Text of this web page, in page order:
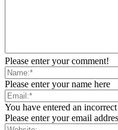
Please enter your comment!
Please enter your name here
You have entered an
Please enter your email